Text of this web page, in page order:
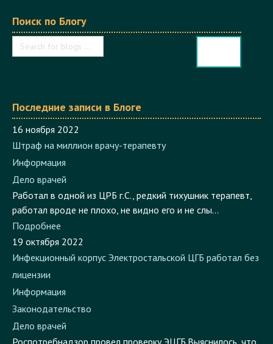
Поиск по Блогу
Последние записи в Блоге
16 ноября 2022
Штраф на миллион врачу-терапевту
Информация
Дело врачей
Работал в одной из ЦРБ г.С., редкий тихушник терапевт,
работал вроде не плохо, не видно его и не слы...
Подробнее
19 октября 2022
Инфекционный корпус Электростальской ЦГБ работал без
лицензии
Информация
Законодательство